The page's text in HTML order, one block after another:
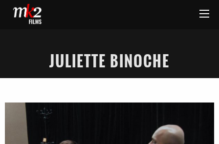
JULIETTE BINOCHE